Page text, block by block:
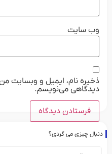
وب‌ سایت
ذخیره نام، ایمیل و وبسایت من
دیدگاهی می‌نویسم.
دنبال چیزی می گردی؟